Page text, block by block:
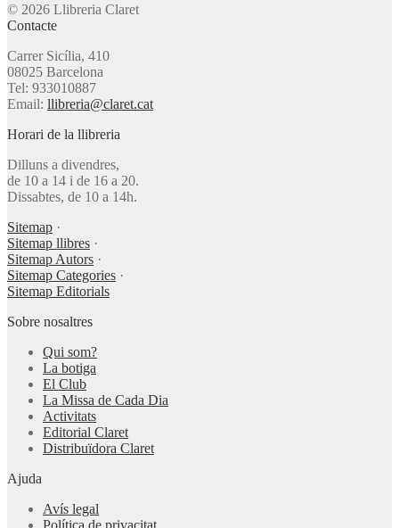
© 2026 Llibreria Claret
Contacte
Carrer Sicília, 410
08025 Barcelona
Tel: 933010887
Email: llibreria@claret.cat
Horari de la llibreria
Dilluns a divendres,
de 10 a 14 i de 16 a 20.
Dissabtes, de 10 a 14h.
Sitemap ·
Sitemap llibres ·
Sitemap Autors ·
Sitemap Categories ·
Sitemap Editorials
Sobre nosaltres
Qui som?
La botiga
El Club
La Missa de Cada Dia
Activitats
Editorial Claret
Distribuïdora Claret
Ajuda
Avís legal
Política de privacitat